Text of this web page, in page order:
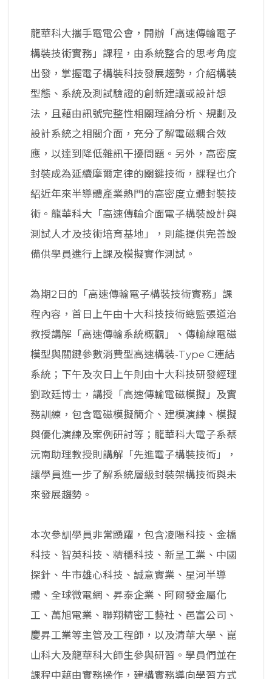
龍華科大攜手電電公會，開辦「高速傳輸電子
構裝技術實務」課程，由系統整合的思考角度
出發，掌握電子構裝科技發展趨勢，介紹構裝
型態、系統及測試驗證的創新建議或設計想
法，且藉由訊號完整性相關理論分析、規劃及
設計系統之相關介面，充分了解電磁耦合效
應，以達到降低雜訊干擾問題。另外，高密度
封裝成為延續摩爾定律的關鍵技術，課程也介
紹近年來半導體產業熱門的高密度立體封裝技
術。龍華科大「高速傳輸介面電子構裝設計與
測試人才及技術培育基地」，則能提供完善設
備供學員進行上課及模擬實作測試。
為期2日的「高速傳輸電子構裝技術實務」課
程內容，首日上午由十大科技技術總監張道治
教授講解「高速傳輸系統概觀」、傳輸線電磁
模型與關鍵參數消費型高速構裝-Type C連結
系統；下午及次日上午則由十大科技研發經理
劉政廷博士，講授「高速傳輸電磁模擬」及實
務訓練，包含電磁模擬簡介、建模演練、模擬
與優化演練及案例研討等；龍華科大電子系蔡
沅南助理教授則講解「先進電子構裝技術」，
讓學員進一步了解系統層級封裝架構技術與未
來發展趨勢。
本次參訓學員非常踴躍，包含凌陽科技、金橋
科技、智英科技、精穩科技、新呈工業、中國
探針、牛市雄心科技、誠意實業、星河半導
體、全球微電網、昇泰企業、阿爾發金屬化
工、萬旭電業、聯翔精密工藝社、邑富公司、
慶昇工業等主管及工程師，以及清華大學、崑
山科大及龍華科大師生參與研習。學員們並在
課程中藉由實務操作，建構實務導向學習方式